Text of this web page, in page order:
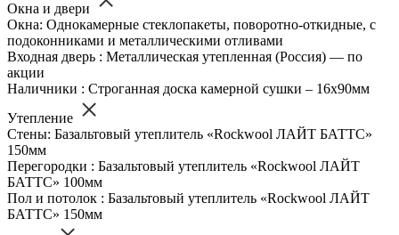
Окна и двери
Окна: Однокамерные стеклопакеты, поворотно-откидные, с
подоконниками и металлическими отливами
Входная дверь : Металлическая утепленная (Россия) — по
акции
Наличники : Строганная доска камерной сушки – 16х90мм
Утепление
Стены: Базальтовый утеплитель «Rockwool ЛАЙТ БАТТС»
150мм
Перегородки : Базальтовый утеплитель «Rockwool ЛАЙТ
БАТТС» 100мм
Пол и потолок : Базальтовый утеплитель «Rockwool ЛАЙТ
БАТТС» 150мм